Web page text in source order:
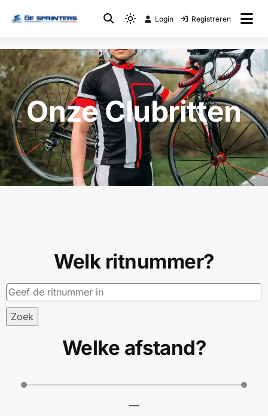
Fietsclub Login Registreren
Onze Clubritten
Welk ritnummer?
Zoek
Welke afstand?
—